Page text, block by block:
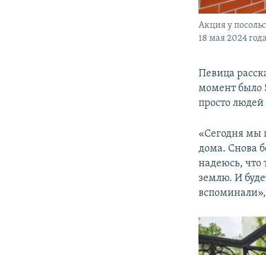
Акция у
18 мая 2024 года
Певица
момент было
просто
«Сегодня мы
дома. Снова
надеюсь, что
землю. И